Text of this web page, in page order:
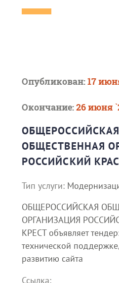
Опубликован:17
Окончание:26 июня
ОБЩЕРОССИЙСКАЯ
ОБЩЕСТВЕННАЯ
РОССИЙСКИЙ
Тип услуги:
ОБЩЕРОССИЙСКАЯ
ОРГАНИЗАЦИЯ
КРЕСТ объявляет
технической
развитию сайта
Ссылка: